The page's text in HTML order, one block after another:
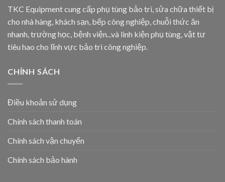
TKC Equipment cung cấp phụ tùng bảo trì, sửa chữa thiết bị
cho nhà hàng, khách sạn, bếp công nghiệp, chuỗi thức ăn
nhanh, trường học, bệnh viện...và linh kiện phụ tùng, vật tư
tiêu hao cho lĩnh vực bảo trì công nghiệp.
CHÍNH SÁCH
Điều khoản sử dụng
Chính sách thanh toán
Chính sách vận chuyển
Chính sách bảo hành